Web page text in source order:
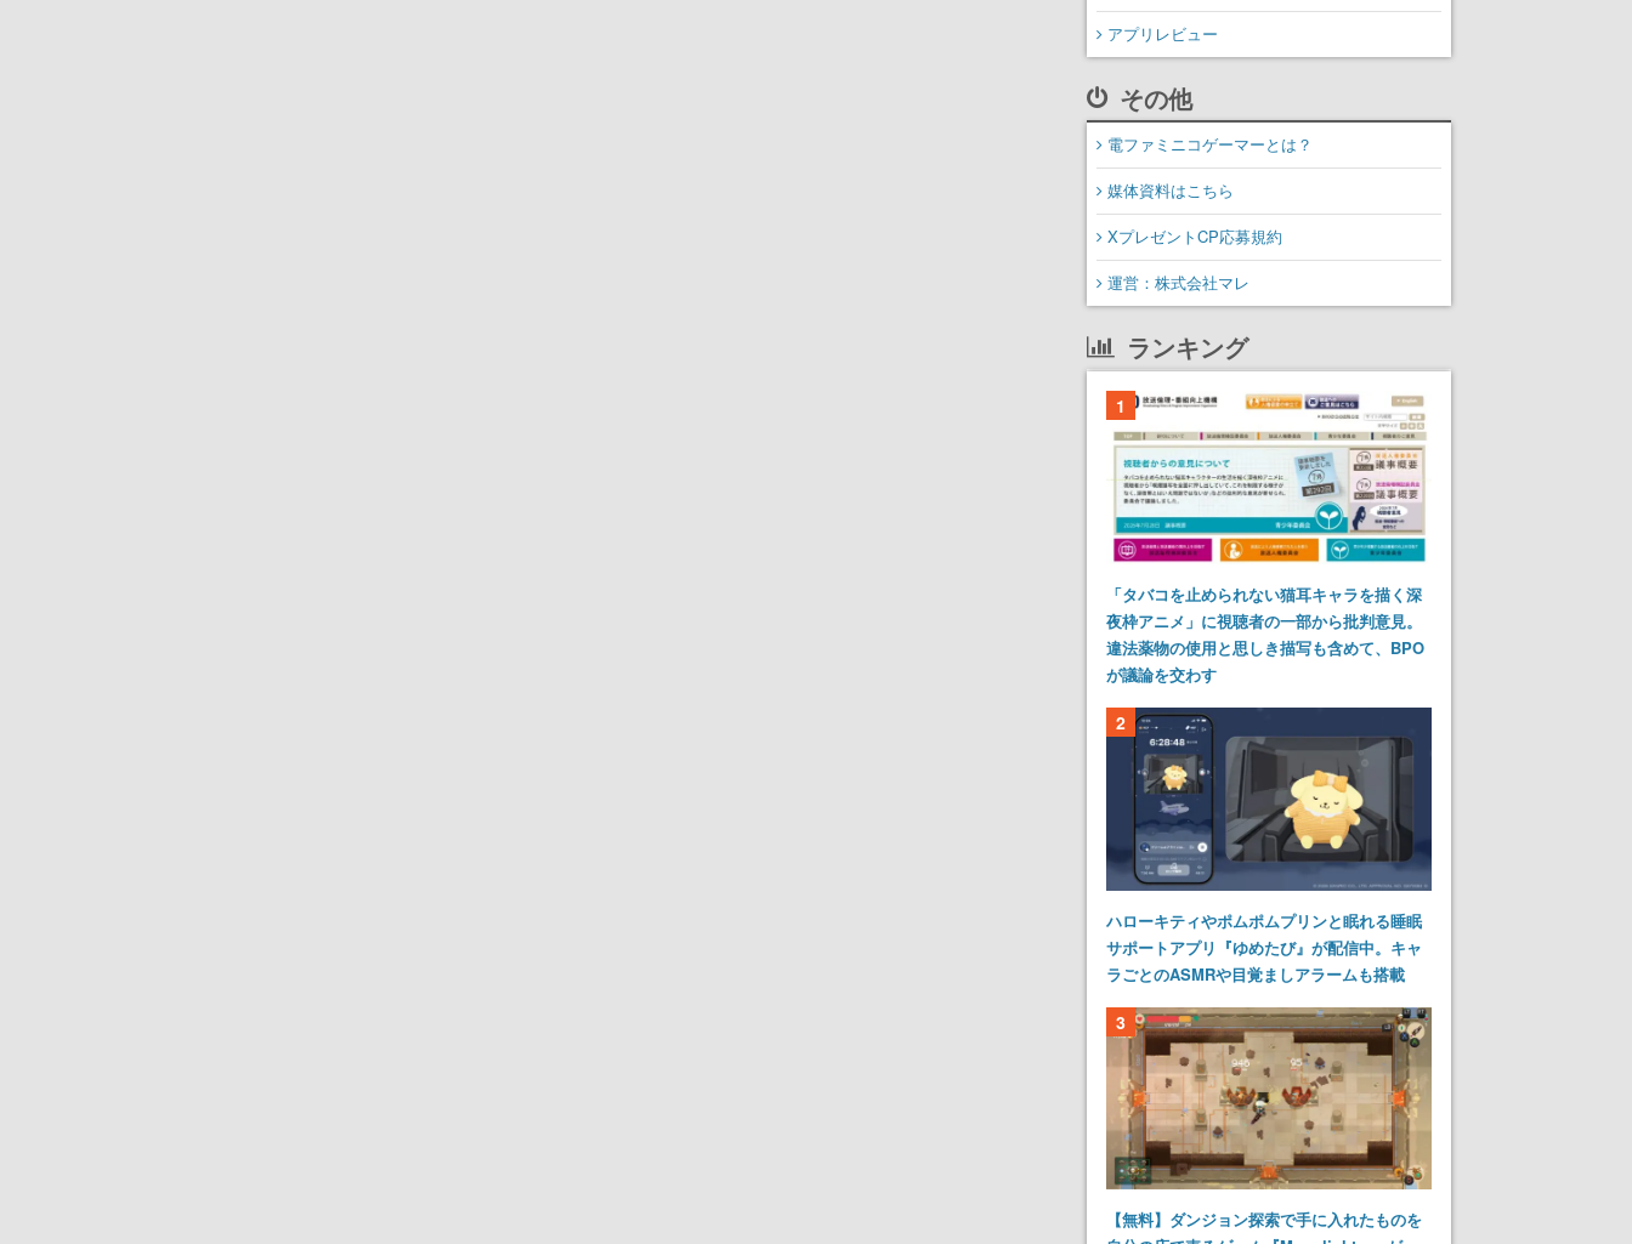
アプリレビュー
その他
電ファミニコゲーマーとは？
媒体資料はこちら
XプレゼントCP応募規約
運営：株式会社マレ
ランキング
1
「タバコを止められない猫耳キャラを描く深
夜枠アニメ」に視聴者の一部から批判意見。
違法薬物の使用と思しき描写も含めて、BPO
が議論を交わす
2
ハローキティやポムポムプリンと眠れる睡眠
サポートアプリ『ゆめたび』が配信中。キャ
ラごとのASMRや目覚ましアラームも搭載
3
【無料】ダンジョン探索で手に入れたものを